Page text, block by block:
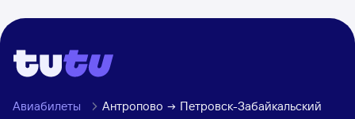
Авиабилеты Антропово Петровск-Забайкальский